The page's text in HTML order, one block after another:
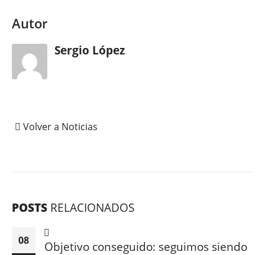
Autor
Sergio López
Volver a Noticias
POSTS RELACIONADOS
08
Objetivo conseguido: seguimos siendo